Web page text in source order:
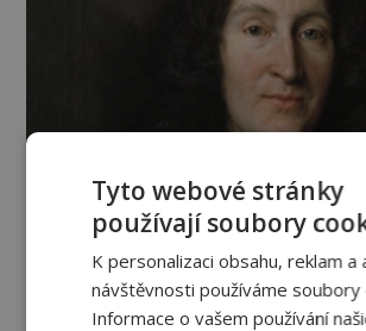
Tyto webové stránky
používají soubory
K personalizaci obsahu, reklam a
návštěvnosti používáme soubory
Informace o vašem používání